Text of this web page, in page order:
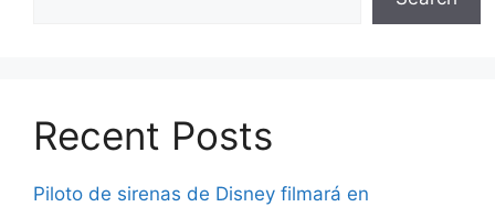
Recent Posts
Piloto de sirenas de Disney filmará en